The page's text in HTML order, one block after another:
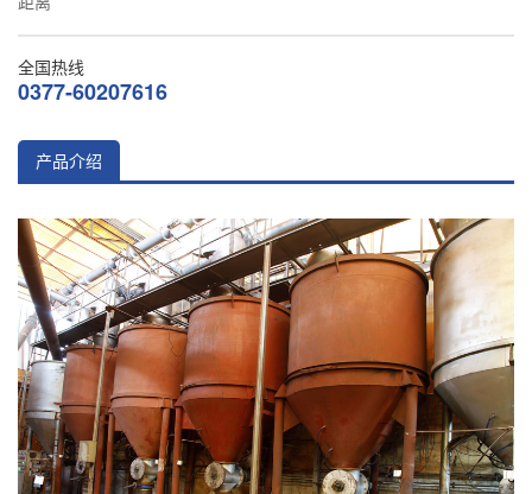
全国热线
0377-60207616
产品介绍